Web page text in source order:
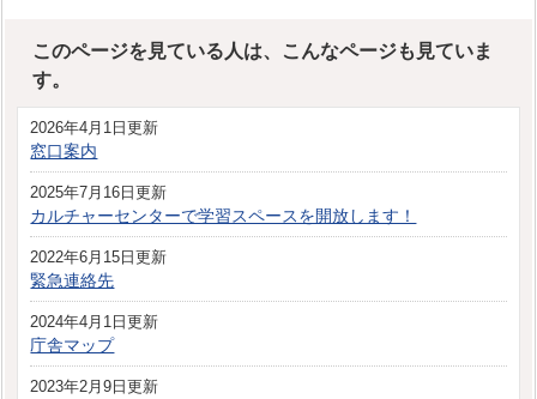
このページを見ている人は、こんなページも見ていま
す。
2026年4月1日更新
窓口案内
2025年7月16日更新
カルチャーセンターで学習スペースを開放します！
2022年6月15日更新
緊急連絡先
2024年4月1日更新
庁舎マップ
2023年2月9日更新